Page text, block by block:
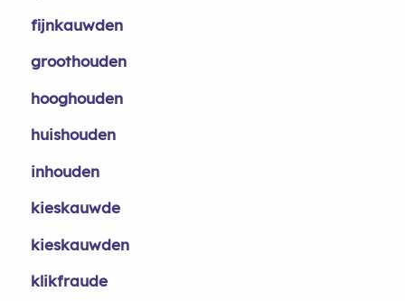
fijnkauwden
groothouden
hooghouden
huishouden
inhouden
kieskauwde
kieskauwden
klikfraude